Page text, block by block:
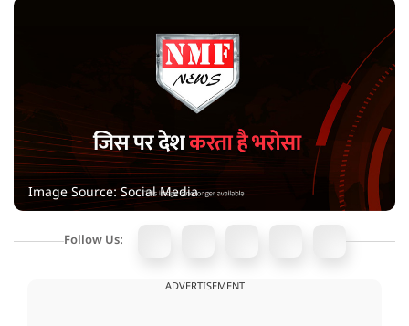
Image Source: Social Media
Follow Us:
ADVERTISEMENT